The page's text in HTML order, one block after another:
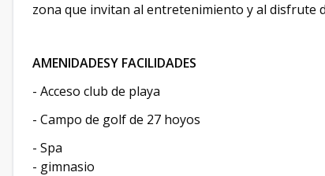
zona que invitan al entretenimiento y al disfrute
AMENIDADESY FACILIDADES
- Acceso club de playa
- Campo de golf de 27 hoyos
- Spa
- gimnasio